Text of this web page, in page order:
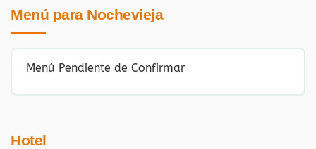
Menú para Nochevieja
Menú Pendiente de Confirmar
Hotel